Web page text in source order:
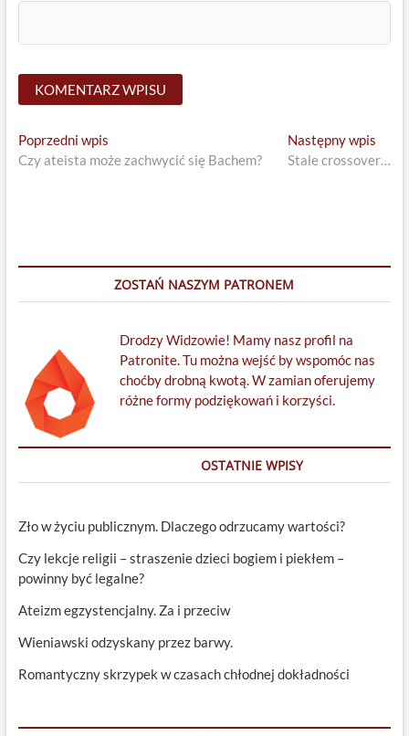
Nawigacja
wpisu
Poprzedni wpisPrevious
post:
Czy ateista może zachwycić się Bachem?
Następny wpis
post:
Stale crossover…
ZOSTAŃ NASZYM PATRONEM
Drodzy Widzowie! Mamy nasz profil na
Patronite. Tu można wejść by wspomóc nas
choćby drobną kwotą. W zamian oferujemy
różne formy podziękowań i korzyści.
OSTATNIE WPISY
Zło w życiu publicznym. Dlaczego odrzucamy wartości?
Czy lekcje religii – straszenie dzieci bogiem i piekłem –
powinny być legalne?
Ateizm egzystencjalny. Za i przeciw
Wieniawski odzyskany przez barwy.
Romantyczny skrzypek w czasach chłodnej dokładności